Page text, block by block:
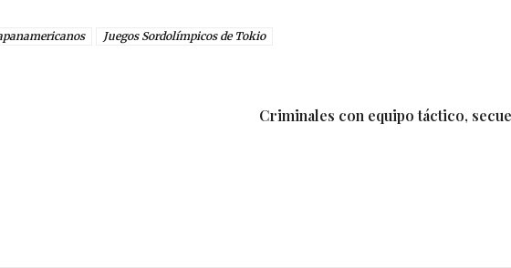
Juegos Sordolímpicos de Tokio
Criminales con equipo táctico,